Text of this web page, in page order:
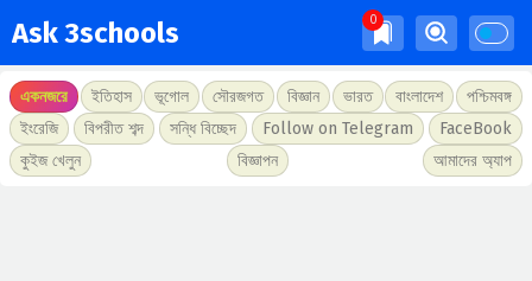
Ask 3schools
একনজরে ইতিহাস ভূগোল সৌরজগত বিজ্ঞান ভারত বাংলাদেশ
পশ্চিমবঙ্গ
ইংরেজি
বিপরীত শব্দ সন্ধি বিচ্ছেদ Follow on Telegram
FaceBook
কুইজ খেলুন
বিজ্ঞাপন আমাদের অ্যাপ